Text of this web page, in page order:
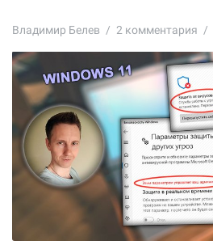
Владимир Белев 2 комментария